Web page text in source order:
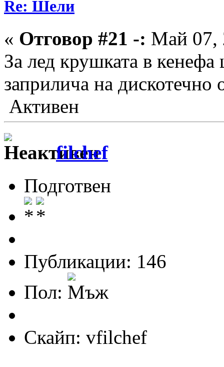
Re: Шели
« Отговор #21 -: Май 07,
За лед крушката в
заприлича на дискотечно
Активен
filchef
Подготвен
Публикации: 146
Пол:
Скайп: vfilchef